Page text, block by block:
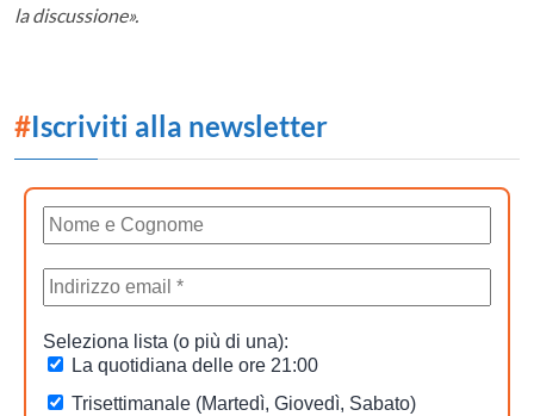
la discussione».
#Iscriviti alla newsletter